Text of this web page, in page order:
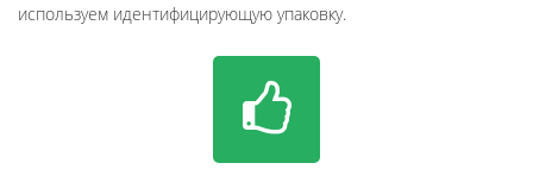
используем идентифицирующую упаковку.